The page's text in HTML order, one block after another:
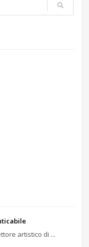
artistico di ...